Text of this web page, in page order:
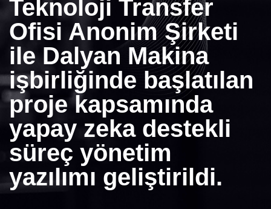
Teknoloji Transfer
Ofisi Anonim Şirketi
ile Dalyan Makina
işbirliğinde başlatılan
proje kapsamında
yapay zeka destekli
süreç yönetim
yazılımı geliştirildi.